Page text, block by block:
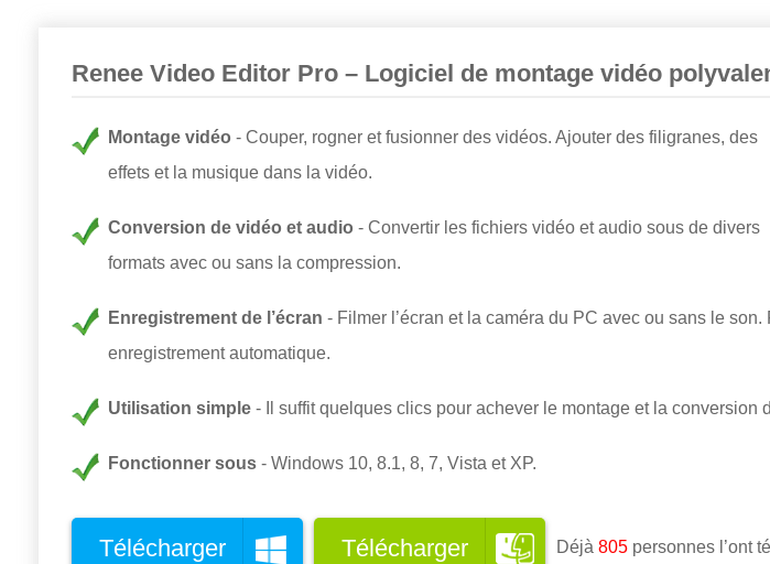
Renee Video Editor Pro – Logiciel de montage vidéo
Montage vidéo
Couper, rogner et fusionner des vidéos. Ajouter des filigranes, des
effets et la musique dans la vidéo.
Conversion de vidéo et audio
Convertir les fichiers vidéo et audio sous de divers
formats avec ou sans la compression.
Enregistrement de l’écran
Filmer l’écran et la caméra du PC avec ou sans le
enregistrement automatique.
Utilisation simple Il suffit quelques clics pour achever le montage et la conversion
Fonctionner sous Windows 10, 8.1, 8, 7, Vista et XP.
Télécharger Télécharger Déjà 807 personnes l’ont